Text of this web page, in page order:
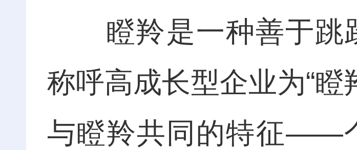
瞪羚是一种善于跳
称呼高成长型企业为“
与瞪羚共同的特征——